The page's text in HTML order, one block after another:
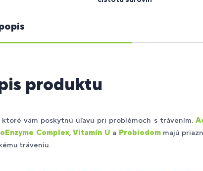
produktu
vám poskytnú úľavu pri problémoch s trávením.
Complex,Vitamín U a Probiodom majú
tráveniu.